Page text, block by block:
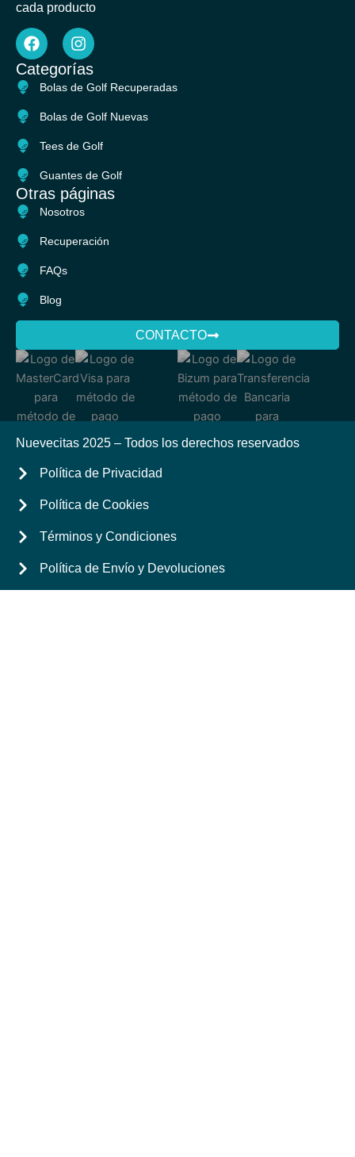
cada producto
F
a
c
I
n
s
t
g
a
Categorías
Bolas de Golf Recuperadas
Bolas de Golf Nuevas
Tees de Golf
Guantes de Golf
Otras páginas
Nosotros
Recuperación
FAQs
Blog
CONTACTO
Nuevecitas 2025 – Todos los derechos reservados
Política de Privacidad
Política de Cookies
Términos y Condiciones
Política de Envío y Devoluciones